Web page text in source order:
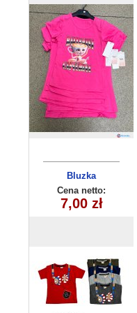
Bluzka
chłopięca
(1-4) 4szt
Cena netto:
7,00 zł